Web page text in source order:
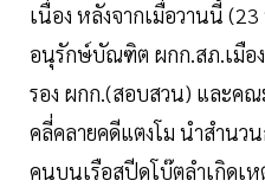
เนื่อง หลังจากเมื่อวานนี้
อนุรักษ์บัณฑิต ผกก.สภ.เมือ
รอง ผกก.(สอบสวน) และค
คลี่คลายคดีแตงโม นำสำนว
คนบนเรือสปีดโบ๊ตลำเกิดเ